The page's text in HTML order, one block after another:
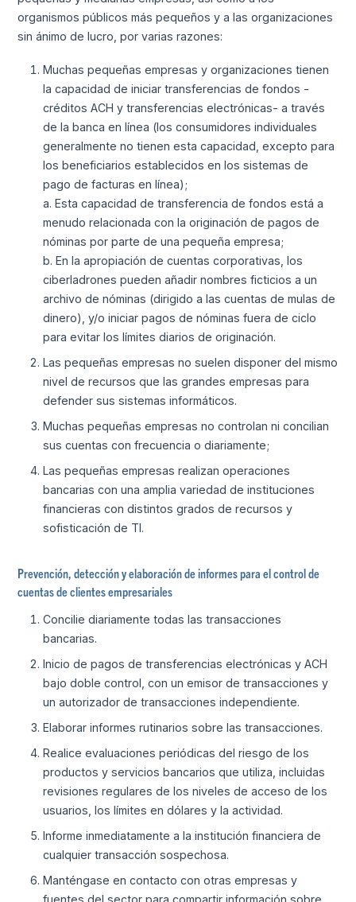
organismos públicos más pequeños y a las organizaciones
sin ánimo de lucro, por varias razones:
Muchas pequeñas empresas y organizaciones tienen
la capacidad de iniciar transferencias de fondos -
créditos ACH y transferencias electrónicas- a través
de la banca en línea (los consumidores individuales
generalmente no tienen esta capacidad, excepto para
los beneficiarios establecidos en los sistemas de
pago de facturas en línea);
a. Esta capacidad de transferencia de fondos está a
menudo relacionada con la originación de pagos de
nóminas por parte de una pequeña empresa;
b. En la apropiación de cuentas corporativas, los
ciberladrones pueden añadir nombres ficticios a un
archivo de nóminas (dirigido a las cuentas de mulas de
dinero), y/o iniciar pagos de nóminas fuera de ciclo
para evitar los límites diarios de originación.
Las pequeñas empresas no suelen disponer del mismo
nivel de recursos que las grandes empresas para
defender sus sistemas informáticos.
Muchas pequeñas empresas no controlan ni concilian
sus cuentas con frecuencia o diariamente;
Las pequeñas empresas realizan operaciones
bancarias con una amplia variedad de instituciones
financieras con distintos grados de recursos y
sofisticación de TI.
Prevención, detección y elaboración de informes para el control de
cuentas de clientes empresariales
Concilie diariamente todas las transacciones
bancarias.
Inicio de pagos de transferencias electrónicas y ACH
bajo doble control, con un emisor de transacciones y
un autorizador de transacciones independiente.
Elaborar informes rutinarios sobre las transacciones.
Realice evaluaciones periódicas del riesgo de los
productos y servicios bancarios que utiliza, incluidas
revisiones regulares de los niveles de acceso de los
usuarios, los límites en dólares y la actividad.
Informe inmediatamente a la institución financiera de
cualquier transacción sospechosa.
Manténgase en contacto con otras empresas y
fuentes del sector para compartir información sobre